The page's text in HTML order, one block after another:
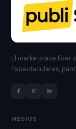
El marketplace líder
Espectaculares,
MEDIOS